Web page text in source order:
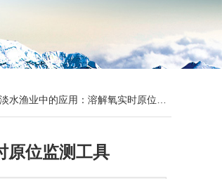
业中的应用：溶解氧实时原位监测工具
原位监测工具